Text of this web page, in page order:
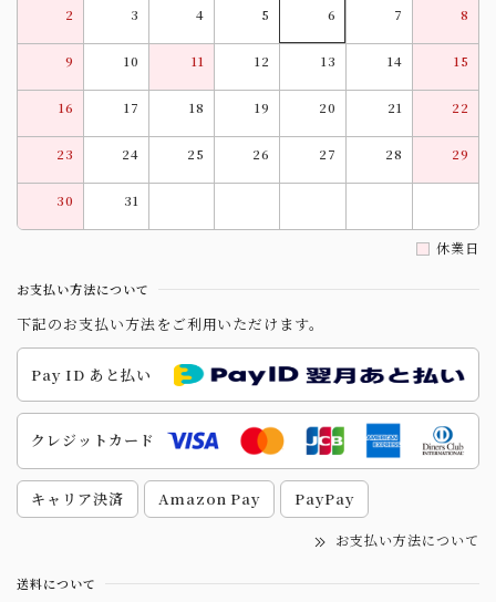
2 3 4 5 6 7 8
9 10 11 12 13 14 15
16 17 18 19 20 21 22
23 24 25 26 27 28 29
30 31
休業日
お支払い方法について
下記のお支払い方法をご利用いただけます。
Pay ID あと払い
クレジットカード
キャリア決済 Amazon Pay PayPay
お支払い方法について
送料について